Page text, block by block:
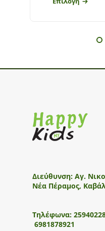
Διεύθυνση: Αγ.
Νέα Πέραμος,
Τηλέφωνα:
6981878921